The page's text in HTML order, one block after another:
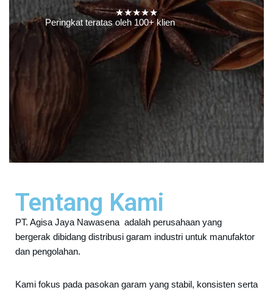
★★★★★
Peringkat teratas oleh 100+ klien
Tentang Kami
PT. Agisa Jaya Nawasena adalah perusahaan yang
bergerak dibidang distribusi garam industri untuk manufaktor
dan pengolahan.
Kami fokus pada pasokan garam yang stabil, konsisten serta